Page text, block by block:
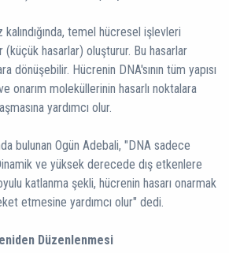
temel hücresel işlevleri
hasarlar) oluşturur. Bu hasarlar
dönüşebilir. Hücrenin DNA'sının tüm yapısı
onarım moleküllerinin hasarlı noktalara
yardımcı olur.
bulunan Ogün Adebali, "DNA sadece
ve yüksek derecede dış etkenlere
katlanma şekli, hücrenin hasarı onarmak
etmesine yardımcı olur" dedi.
Düzenlenmesi